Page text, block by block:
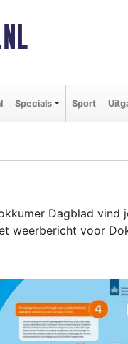
Specials Sport
Dagblad vind
weerbericht voor
de Dokkumer Markt